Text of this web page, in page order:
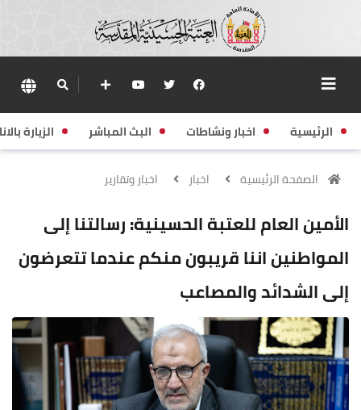
الرئيسية اخبار ونشاطات البث المباشر الزيارة
الصفحة الرئيسية اخبار اخبار وتقارير
الأمين العام للعتبة الحسينية: رسالتنا إلى
المواطنين اننا قريبون منكم عندما تتعرضون
إلى الشدائد والمصاعب